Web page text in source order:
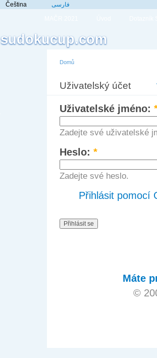
Čeština فارسی
sudokucup.com
Domů
Uživatelský účet
Uživatelské jméno:
Zadejte své uživatelské
Heslo: *
Zadejte své heslo.
Přihlásit pomocí
Máte
©